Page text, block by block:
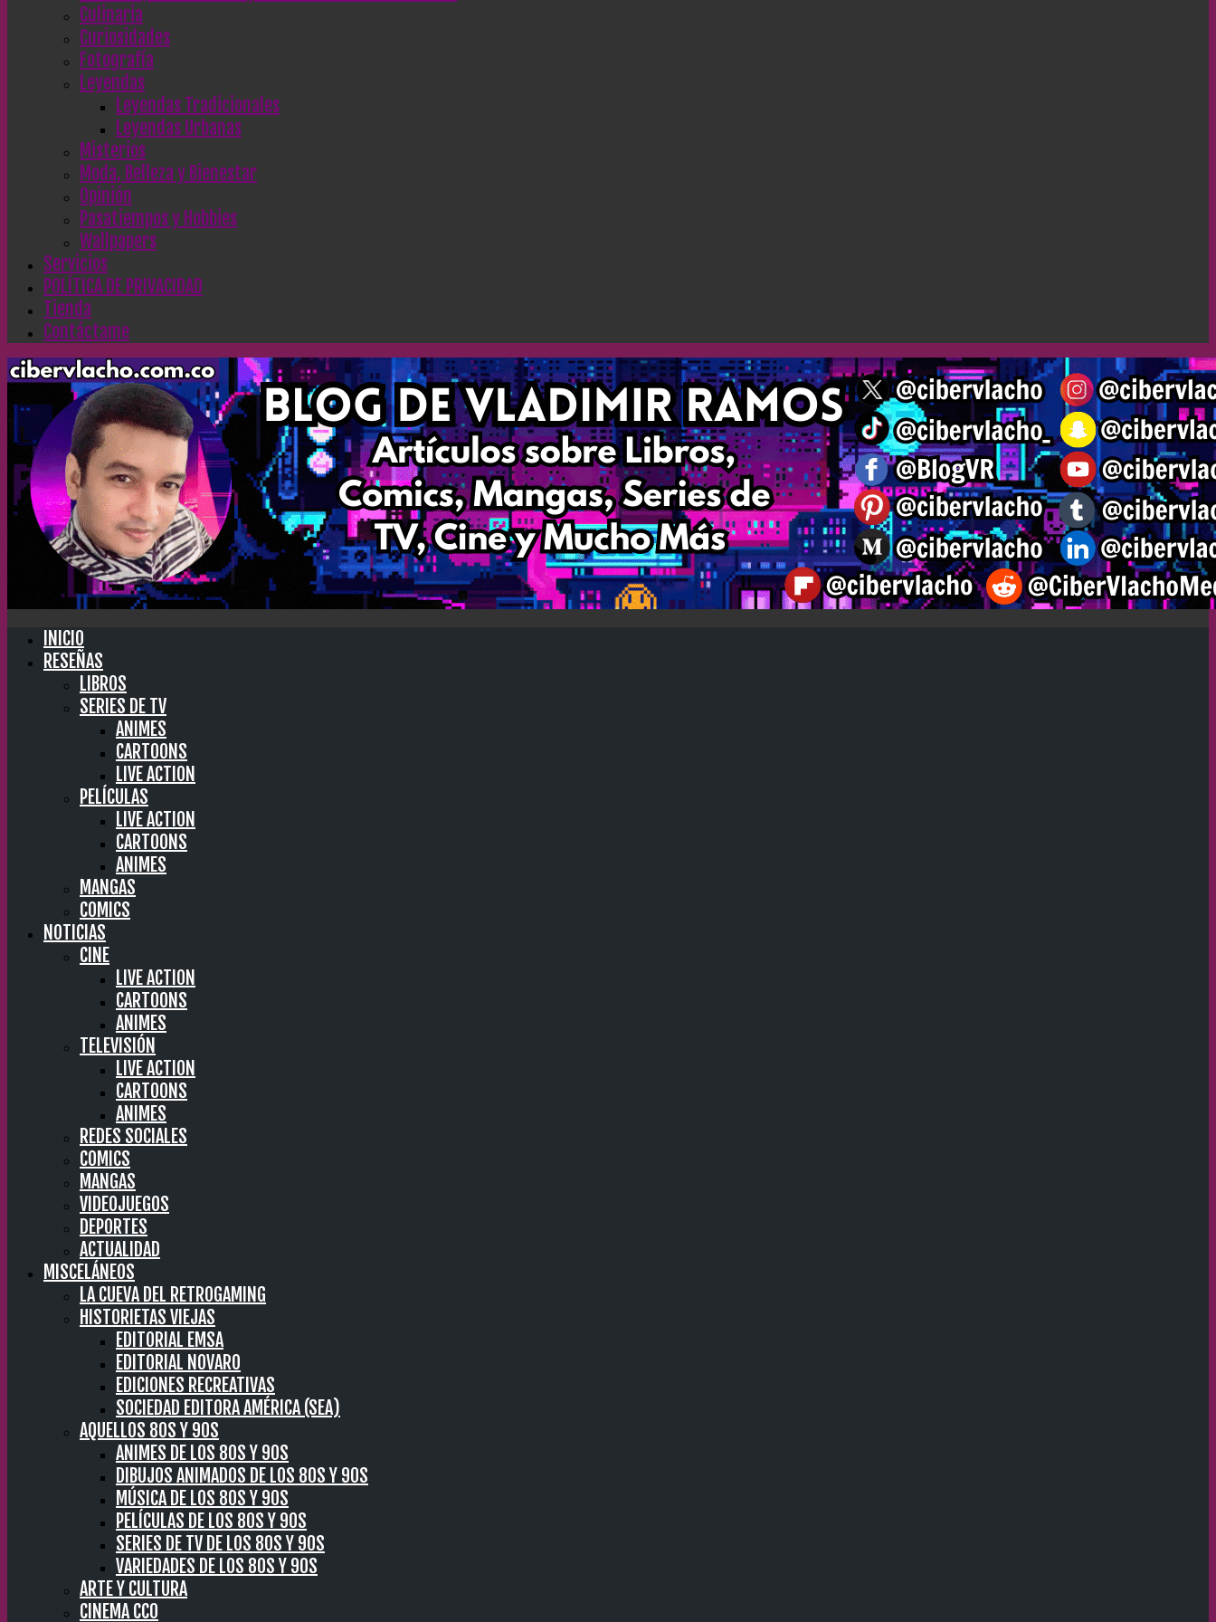
Culinaria
Curiosidades
Fotografía
Leyendas
Leyendas Tradicionales
Leyendas Urbanas
Misterios
Moda, Belleza y Bienestar
Opinión
Pasatiempos y Hobbies
Wallpapers
Servicios
POLÍTICA DE PRIVACIDAD
Tienda
Contáctame
INICIO
RESEÑAS
LIBROS
SERIES DE TV
ANIMES
CARTOONS
LIVE ACTION
PELÍCULAS
LIVE ACTION
CARTOONS
ANIMES
MANGAS
COMICS
NOTICIAS
CINE
LIVE ACTION
CARTOONS
ANIMES
TELEVISIÓN
LIVE ACTION
CARTOONS
ANIMES
REDES SOCIALES
COMICS
MANGAS
VIDEOJUEGOS
DEPORTES
ACTUALIDAD
MISCELÁNEOS
LA CUEVA DEL RETROGAMING
HISTORIETAS VIEJAS
EDITORIAL EMSA
EDITORIAL NOVARO
EDICIONES RECREATIVAS
SOCIEDAD EDITORA AMÉRICA (SEA)
AQUELLOS 80S Y 90S
ANIMES DE LOS 80S Y 90S
DIBUJOS ANIMADOS DE LOS 80S Y 90S
MÚSICA DE LOS 80S Y 90S
PELÍCULAS DE LOS 80S Y 90S
SERIES DE TV DE LOS 80S Y 90S
VARIEDADES DE LOS 80S Y 90S
ARTE Y CULTURA
CINEMA CC0